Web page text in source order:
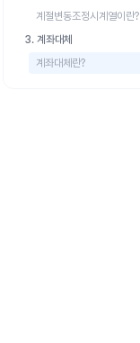
계절변동조정시계열이란?
3. 계좌대체
계좌대체란?